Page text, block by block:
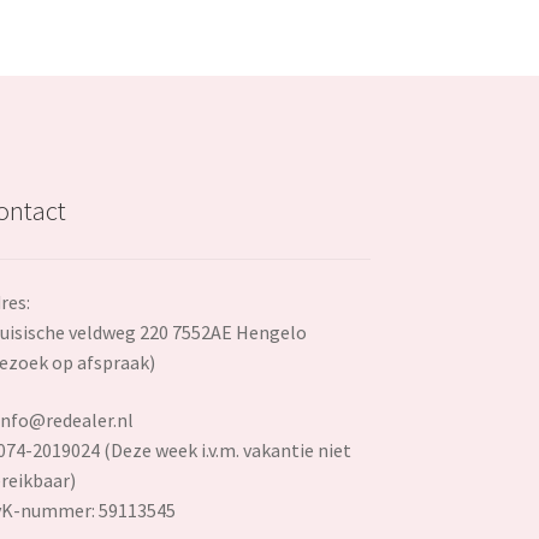
veldweg 220 7552AE Hengelo
op afspraak)
2019024 (Deze week i.v.m. vakantie niet
nummer: 59113545